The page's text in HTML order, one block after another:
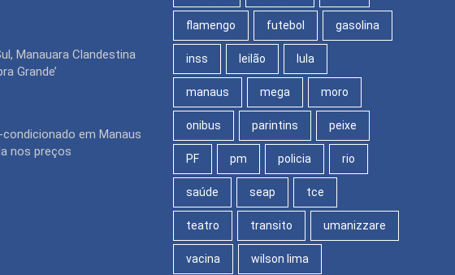
Manauara Clandestina
Grande’
em Manaus
nos preços
flamengo futebol gasolina
inss leilão lula
manaus mega moro
onibus parintins peixe
PF pm policia rio
saúde seap tce
teatro transito umanizzare
vacina wilson lima